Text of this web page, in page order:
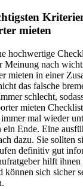
mieten
hochwertige
Meinung nach
mieten in einer
das falsche
schlecht,
mieten
mal wieder
ein Ende. Eine
dazu. Sie sollten
definitiv gut
hilft ihnen
sich sicher